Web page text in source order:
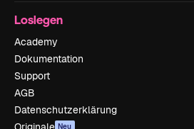
Loslegen
Academy
Dokumentation
Support
AGB
Datenschutzerklärung
Neu